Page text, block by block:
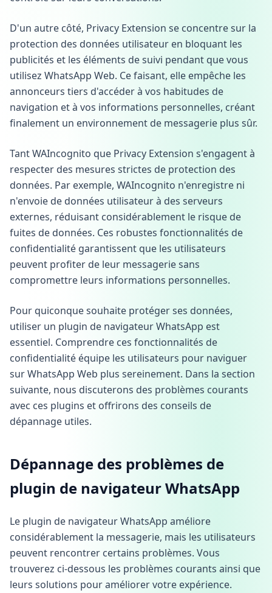
D'un autre côté, Privacy Extension se concentre sur la
protection des données utilisateur en bloquant les
publicités et les éléments de suivi pendant que vous
utilisez WhatsApp Web. Ce faisant, elle empêche les
annonceurs tiers d'accéder à vos habitudes de
navigation et à vos informations personnelles, créant
finalement un environnement de messagerie plus sûr.
Tant WAIncognito que Privacy Extension s'engagent à
respecter des mesures strictes de protection des
données. Par exemple, WAIncognito n'enregistre ni
n'envoie de données utilisateur à des serveurs
externes, réduisant considérablement le risque de
fuites de données. Ces robustes fonctionnalités de
confidentialité garantissent que les utilisateurs
peuvent profiter de leur messagerie sans
compromettre leurs informations personnelles.
Pour quiconque souhaite protéger ses données,
utiliser un plugin de navigateur WhatsApp est
essentiel. Comprendre ces fonctionnalités de
confidentialité équipe les utilisateurs pour naviguer
sur WhatsApp Web plus sereinement. Dans la section
suivante, nous discuterons des problèmes courants
avec ces plugins et offrirons des conseils de
dépannage utiles.
Dépannage des problèmes de
plugin de navigateur WhatsApp
Le plugin de navigateur WhatsApp améliore
considérablement la messagerie, mais les utilisateurs
peuvent rencontrer certains problèmes. Vous
trouverez ci-dessous les problèmes courants ainsi que
leurs solutions pour améliorer votre expérience.